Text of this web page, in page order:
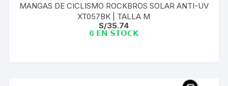
MANGAS DE CICLISMO ROCKBROS SOLAR ANTI-UV
XT057BK | TALLA M
S/35.74
6 𝗘𝗡 𝗦𝗧𝗢𝗖𝗞